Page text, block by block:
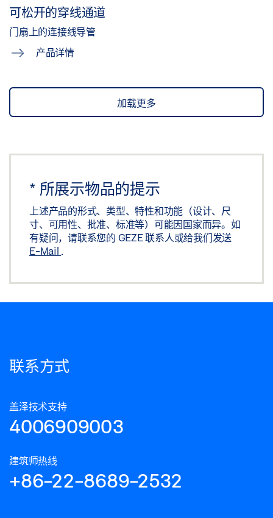
可松开的穿线通道
门扇上的连接线导管
产品详情
加载更多
* 所展示物品的提示
上述产品的形式、类型、特性和功能（设计、尺
寸、可用性、批准、标准等）可能因国家而异。如
有疑问，请联系您的 GEZE 联系人或给我们发送
E-Mail .
联系方式
盖泽技术支持
4006909003
建筑师热线
+86-22-8689-2532